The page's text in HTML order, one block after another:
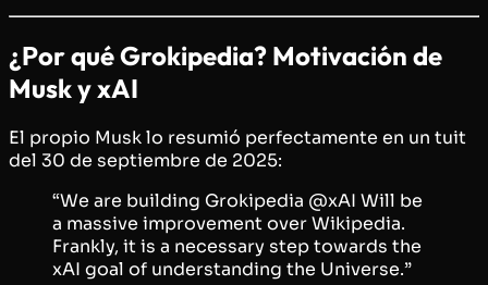
¿Por qué Grokipedia? Motivación de
Musk y xAI
El propio Musk lo resumió perfectamente en un tuit
del 30 de septiembre de 2025:
“We are building Grokipedia @xAI Will be
a massive improvement over Wikipedia.
Frankly, it is a necessary step towards the
xAI goal of understanding the Universe.”